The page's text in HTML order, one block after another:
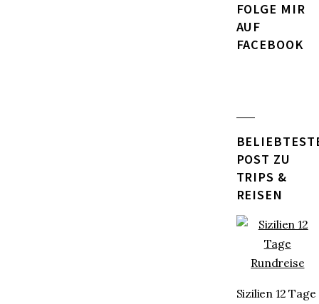
FOLGE MIR
AUF
FACEBOOK
POST ZU
TRIPS &
REISEN
Sizilien 12 Tage